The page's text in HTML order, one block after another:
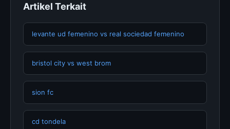
Artikel Terkait
levante ud femenino vs real sociedad femenino
bristol city vs west brom
sion fc
cd tondela